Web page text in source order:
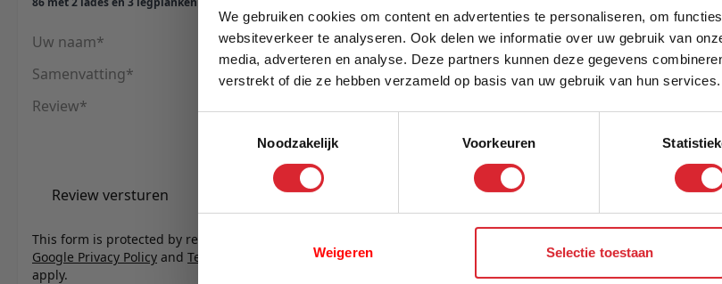
We gebruiken cookies om content en advertenties te personaliseren, om
websiteverkeer te analyseren. Ook delen we informatie over uw gebruik van
media, adverteren en analyse. Deze partners kunnen deze gegevens
verstrekt of die ze hebben verzameld op basis van uw gebruik van hun services.
Noodzakelijk
Voorkeuren
Weigeren Selectie toestaan
Uw naam
Samenvatting
Review
Review versturen
This form is protected by reCAPTCHA - the
Google Privacy Policy and Terms of Service
apply.
Schrijf je in en ontvang direct een